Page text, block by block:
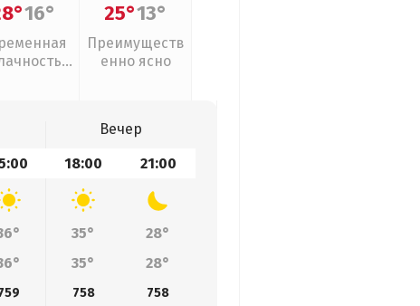
16° 25°13°
Преимуществ
енно ясно
Вечер
18:00 21:00
35°
28°
35° 28°
758
758